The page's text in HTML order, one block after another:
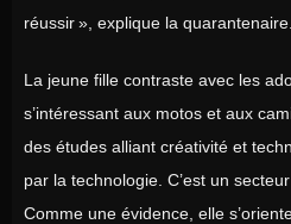
réussir », explique la quarantenaire.
La jeune fille contraste avec les
s’intéressant aux motos et aux
des études alliant créativité et
par la technologie. C’est un
Comme une évidence, elle